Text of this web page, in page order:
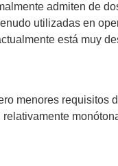
admiten de
utilizadas en
está muy
menores requisitos